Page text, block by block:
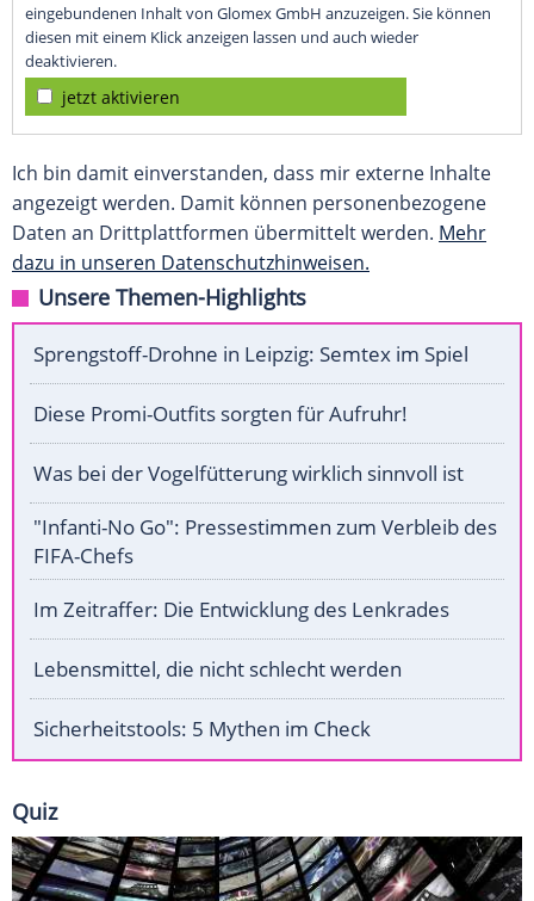
eingebundenen Inhalt von Glomex GmbH anzuzeigen. Sie können
diesen mit einem Klick anzeigen lassen und auch wieder
deaktivieren.
jetzt aktivieren
Ich bin damit einverstanden, dass mir externe Inhalte
angezeigt werden. Damit können personenbezogene
Daten an Drittplattformen übermittelt werden. Mehr
dazu in unseren Datenschutzhinweisen.
Unsere Themen-Highlights
Sprengstoff-Drohne in Leipzig: Semtex im Spiel
Diese Promi-Outfits sorgten für Aufruhr!
Was bei der Vogelfütterung wirklich sinnvoll ist
"Infanti-No Go": Pressestimmen zum Verbleib des
FIFA-Chefs
Im Zeitraffer: Die Entwicklung des Lenkrades
Lebensmittel, die nicht schlecht werden
Sicherheitstools: 5 Mythen im Check
Quiz